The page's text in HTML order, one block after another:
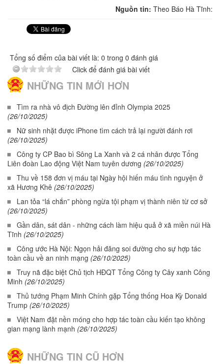
Nguồn tin: Theo Báo Hà Tĩnh:
Tổng số điểm của bài viết là: 0 trong 0 đánh giá
Click để đánh giá bài viết
NHỮNG TIN MỚI HƠN
Tìm ra nhà vô địch Đường lên đỉnh Olympia 2025
(26/10/2025)
Nữ sinh nhặt được iPhone tìm cách trả lại người đánh rơi
(26/10/2025)
Công ty CP Bao bì Sông La Xanh và 2 cá nhân được Tổng
Liên đoàn Lao động Việt Nam tuyên dương (26/10/2025)
Thu về 158 đơn vị máu tại Ngày hội hiến máu tình nguyện ở
xã Hương Khê (26/10/2025)
Lan tỏa “lá chắn” phòng ngừa tội phạm vị thành niên từ cơ sở
(26/10/2025)
Gần dân, sát dân - những cách làm hiệu quả ở xã miền núi Hà
Tĩnh (26/10/2025)
Công ước Hà Nội: Ngọn hải đăng soi đường cho sự hợp tác
toàn cầu về an ninh mạng (26/10/2025)
Truy nã đặc biệt Chủ tịch HĐQT Tổng Công ty Cây xanh Công
Minh (26/10/2025)
Thủ tướng Phạm Minh Chính gặp Tổng thống Hoa Kỳ Donald
Trump (26/10/2025)
Việt Nam đặt nền móng cho hợp tác toàn cầu kiến tạo không
gian mạng lành mạnh (26/10/2025)
NHỮNG TIN CŨ HƠN